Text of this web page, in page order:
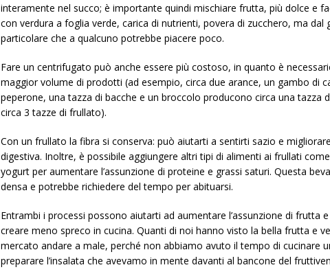
interamente nel succo; è importante quindi mischiare frutta, più dolce e
con verdura a foglia verde, carica di nutrienti, povera di zucchero, ma dal
particolare che a qualcuno potrebbe piacere poco.
Fare un centrifugato può anche essere più costoso, in quanto è
maggior volume di prodotti (ad esempio, circa due arance, un gambo di
peperone, una tazza di bacche e un broccolo producono circa una tazza
circa 3 tazze di frullato).
Con un frullato la fibra si conserva: può aiutarti a sentirti sazio e
digestiva. Inoltre, è possibile aggiungere altri tipi di alimenti ai frullati
yogurt per aumentare l’assunzione di proteine e grassi saturi. Questa
densa e potrebbe richiedere del tempo per abituarsi.
Entrambi i processi possono aiutarti ad aumentare l’assunzione di frutta
creare meno spreco in cucina. Quanti di noi hanno visto la bella frutta e
mercato andare a male, perché non abbiamo avuto il tempo di cucinare
preparare l’insalata che avevamo in mente davanti al bancone del